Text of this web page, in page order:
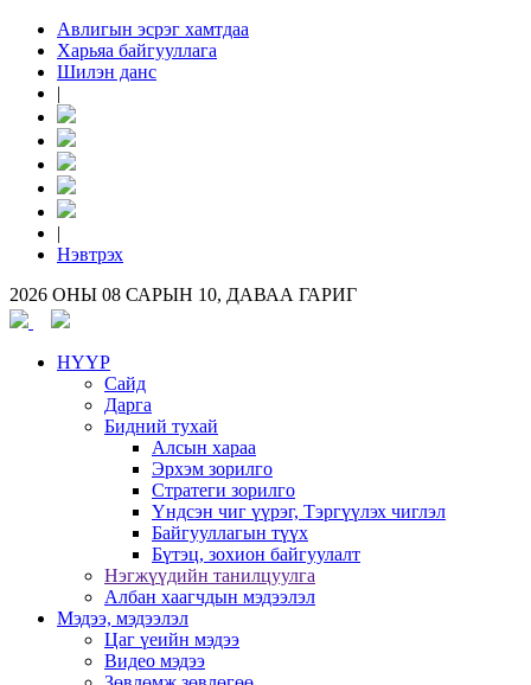
Авлигын эсрэг хамтдаа
Харьяа байгууллага
Шилэн данс
|
|
Нэвтрэх
2026 ОНЫ 08 САРЫН 10, ДАВАА ГАРИГ
НҮҮР
Сайд
Дарга
Бидний тухай
Алсын хараа
Эрхэм зорилго
Стратеги зорилго
Үндсэн чиг үүрэг, Тэргүүлэх чиглэл
Байгууллагын түүх
Бүтэц, зохион байгуулалт
Нэгжүүдийн танилцуулга
Албан хаагчдын мэдээлэл
Мэдээ, мэдээлэл
Цаг үеийн мэдээ
Видео мэдээ